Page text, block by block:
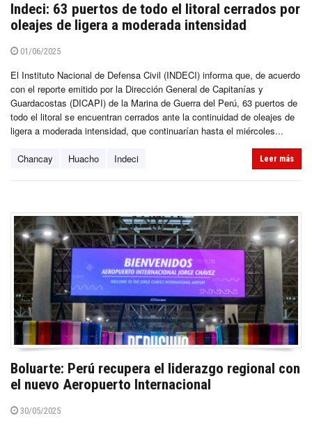
Indeci: 63 puertos de todo el litoral cerrados por
oleajes de ligera a moderada intensidad
01/06/2025
El Instituto Nacional de Defensa Civil (INDECI) informa que, de acuerdo
con el reporte emitido por la Dirección General de Capitanías y
Guardacostas (DICAPI) de la Marina de Guerra del Perú, 63 puertos de
todo el litoral se encuentran cerrados ante la continuidad de oleajes de
ligera a moderada intensidad, que continuarían hasta el miércoles...
Chancay Huacho Indeci Leer más
Boluarte: Perú recupera el liderazgo regional con
el nuevo Aeropuerto Internacional
30/05/2025